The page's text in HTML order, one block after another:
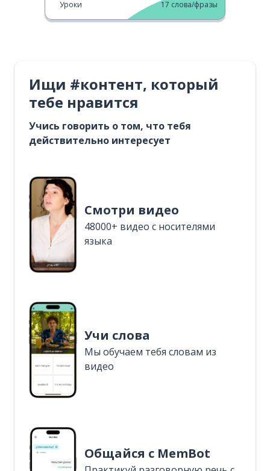
Уроки 17 слова/фразы
Ищи #контент, который
тебе нравится
Учись говорить о том, что тебя
действительно интересует
Смотри видео
48000+ видео с носителями
языка
Учи слова
Мы обучаем тебя словам из
видео
Общайся с MemBot